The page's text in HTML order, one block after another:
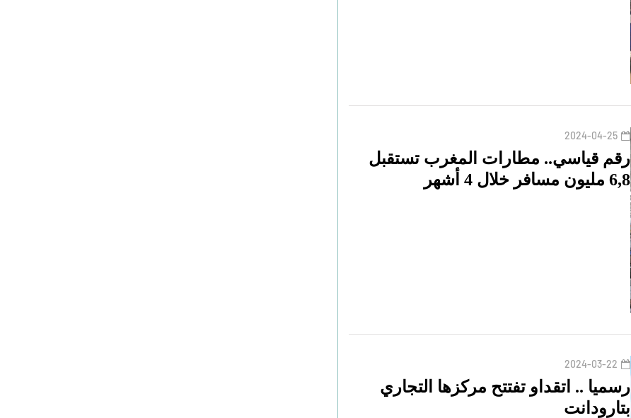
2024-04-25
رقم قياسي.. مطارات المغرب تستقبل
6,8 مليون مسافر خلال 4 أشهر
2024-03-22
رسميا .. اتقداو تفتتح مركزها التجاري
بتارودانت